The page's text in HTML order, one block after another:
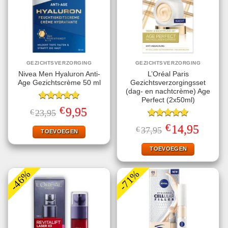
GEZICHTSVERZORGING
Nivea Men Hyaluron Anti-
Age Gezichtscrème 50 ml
Gewaardeerd
5.00uit 5
€23,95 Oorspronkelijke
prijs
was:
€23,95.
€9,95prijs
TOEVOEGEN
GEZICHTSVERZORGING
L’Oréal Paris
Gezichtsverzorgingsset
(dag- en nachtcrème) Age
Perfect (2x50ml)
Gewaardeerd
5.00uit 5
€37,95 Oorspronkelijke
prijs
was:
€37,95.
€14,95prijs
TOEVOEGEN
-46% -71%